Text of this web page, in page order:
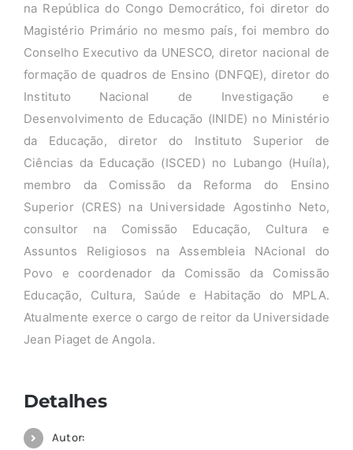
na República do Congo Democrático, foi diretor do
Magistério Primário no mesmo país, foi membro do
Conselho Executivo da UNESCO, diretor nacional de
formação de quadros de Ensino (DNFQE), diretor do
Instituto Nacional de Investigação e
Desenvolvimento de Educação (INIDE) no Ministério
da Educação, diretor do Instituto Superior de
Ciências da Educação (ISCED) no Lubango (Huíla),
membro da Comissão da Reforma do Ensino
Superior (CRES) na Universidade Agostinho Neto,
consultor na Comissão Educação, Cultura e
Assuntos Religiosos na Assembleia NAcional do
Povo e coordenador da Comissão da Comissão
Educação, Cultura, Saúde e Habitação do MPLA.
Atualmente exerce o cargo de reitor da Universidade
Jean Piaget de Angola.
Detalhes
Autor: